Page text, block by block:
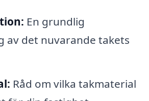
En grundlig
av det nuvarande takets
Råd om vilka takmaterial